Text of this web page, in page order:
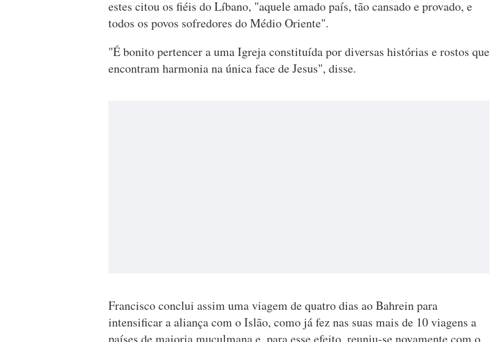
estes citou os fiéis do Líbano, "aquele amado país, tão cansado e provado, e
todos os povos sofredores do Médio Oriente".
"É bonito pertencer a uma Igreja constituída por diversas histórias e rostos que
encontram harmonia na única face de Jesus", disse.
Francisco conclui assim uma viagem de quatro dias ao Bahrein para
intensificar a aliança com o Islão, como já fez nas suas mais de 10 viagens a